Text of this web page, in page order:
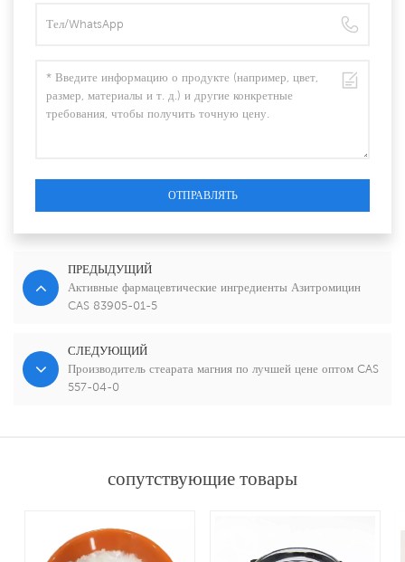
ОТПРАВЛЯТЬ
ПРЕДЫДУЩИЙ
Активные фармацевтические ингредиенты Азитромицин
CAS 83905-01-5
СЛЕДУЮЩИЙ
Производитель стеарата магния по лучшей цене оптом CAS
557-04-0
сопутствующие товары